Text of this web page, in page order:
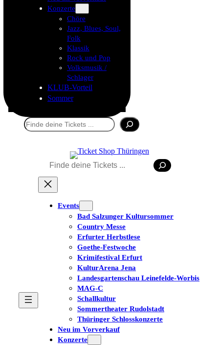
Konzerte
Chöre
Jazz, Blues, Soul,
Folk
Klassik
Rock und Pop
Volksmusik /
Schlager
KLUB-Vorteil
Sommer
Suchen
Suchen
Events
Bad Salzunger Kultursommer
Country Messe
Erfurter Herbstlese
Goethe-Festwoche
Krimifestival Erfurt
KulturArena Jena
Landesgartenschau Leinefelde-Worbis
MAG-C
Schallkultur
Sommertheater Rudolstadt
Thüringer Schlosskonzerte
Neu im Vorverkauf
Konzerte